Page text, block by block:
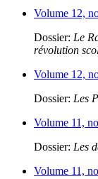
Volume 12,
Dossier: Le
révolution
Volume 12,
Dossier: Les
Volume 11,
Dossier: Les
Volume 11,